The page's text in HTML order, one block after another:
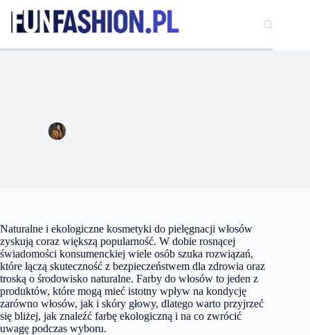
treści
Naturalne i ekologiczne kosmetyki do pielęgnacji włosów
zyskują coraz większą popularność. W dobie rosnącej
świadomości konsumenckiej wiele osób szuka rozwiązań,
które łączą skuteczność z bezpieczeństwem dla zdrowia oraz
troską o środowisko naturalne. Farby do włosów to jeden z
produktów, które mogą mieć istotny wpływ na kondycję
zarówno włosów, jak i skóry głowy, dlatego warto przyjrzeć
się bliżej, jak znaleźć farbę ekologiczną i na co zwrócić
uwagę podczas wyboru.